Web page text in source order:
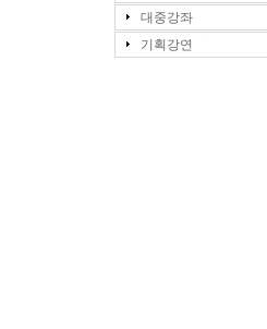
대중강좌
기획강연